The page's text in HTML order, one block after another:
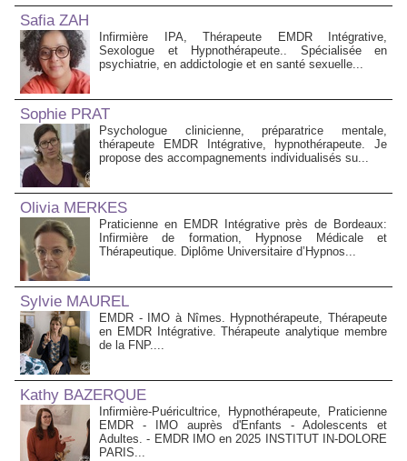
Safia ZAH
Infirmière IPA, Thérapeute EMDR Intégrative,
Sexologue et Hypnothérapeute.. Spécialisée en
psychiatrie, en addictologie et en santé sexuelle...
Sophie PRAT
Psychologue clinicienne, préparatrice mentale,
thérapeute EMDR Intégrative, hypnothérapeute. Je
propose des accompagnements individualisés su...
Olivia MERKES
Praticienne en EMDR Intégrative près de Bordeaux:
Infirmière de formation, Hypnose Médicale et
Thérapeutique. Diplôme Universitaire d’Hypnos...
Sylvie MAUREL
EMDR - IMO à Nîmes. Hypnothérapeute, Thérapeute
en EMDR Intégrative. Thérapeute analytique membre
de la FNP....
Kathy BAZERQUE
Infirmière-Puéricultrice, Hypnothérapeute, Praticienne
EMDR - IMO auprès d'Enfants - Adolescents et
Adultes. - EMDR IMO en 2025 INSTITUT IN-DOLORE
PARIS...